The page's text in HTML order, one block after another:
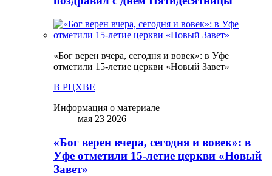
«Бог верен вчера, сегодня и вовек»: в Уфе
отметили 15-летие церкви «Новый Завет»
В РЦХВЕ
Информация о материале
мая 23 2026
«Бог верен вчера, сегодня и вовек»: в
Уфе отметили 15-летие церкви «Новый
Завет»